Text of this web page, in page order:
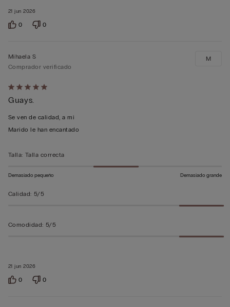
21 jun 2026
0 0
Calificación
de
5
sobre
21 jun 2026
Mihaela S
Comprador verificado
Guays.
Se ven de calidad, a mi
Marido le han encantado
M
Talla: Talla correcta
Demasiado pequeño Demasiado grande
Calidad: 5/5
Comodidad: 5/5
0 0